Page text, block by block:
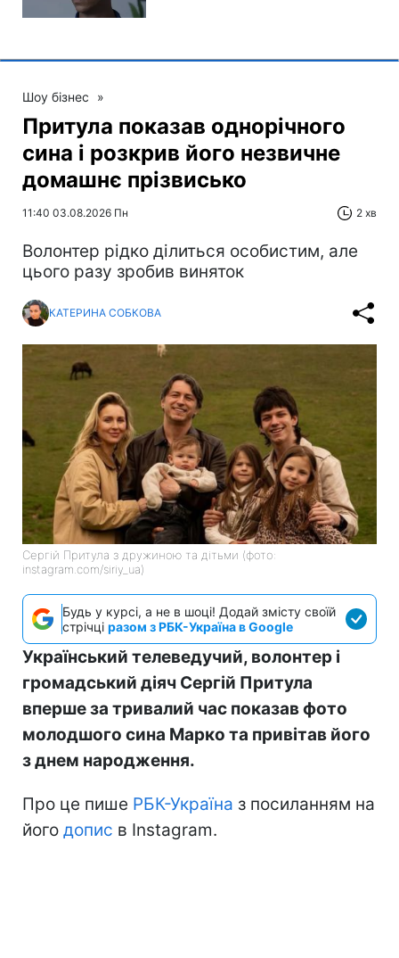
Шоу бізнес »
Притула показав однорічного
сина і розкрив його незвичне
домашнє прізвисько
11:40 03.08.2026 Пн 2 хв
Волонтер рідко ділиться особистим, але
цього разу зробив виняток
КАТЕРИНА СОБКОВА
Сергій Притула з дружиною та дітьми (фото:
instagram.com/siriy_ua)
Будь у курсі, а не в шоці! Додай змісту своїй
стрічці разом з РБК-Україна в Google
Український телеведучий, волонтер і
громадський діяч Сергій Притула
вперше за тривалий час показав фото
молодшого сина Марко та привітав його
з днем народження.
Про це пише РБК-Україна з посиланням на
його допис в Instagram.